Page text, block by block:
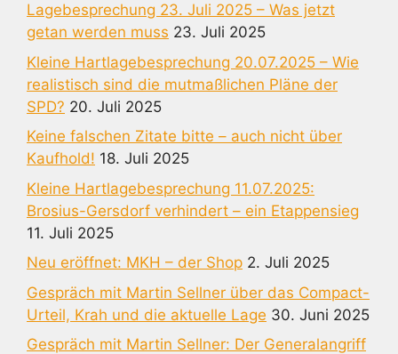
Lagebesprechung 23. Juli 2025 – Was jetzt
getan werden muss 23. Juli 2025
Kleine Hartlagebesprechung 20.07.2025 – Wie
realistisch sind die mutmaßlichen Pläne der
SPD? 20. Juli 2025
Keine falschen Zitate bitte – auch nicht über
Kaufhold! 18. Juli 2025
Kleine Hartlagebesprechung 11.07.2025:
Brosius-Gersdorf verhindert – ein Etappensieg
11. Juli 2025
Neu eröffnet: MKH – der Shop 2. Juli 2025
Gespräch mit Martin Sellner über das Compact-
Urteil, Krah und die aktuelle Lage 30. Juni 2025
Gespräch mit Martin Sellner: Der Generalangriff